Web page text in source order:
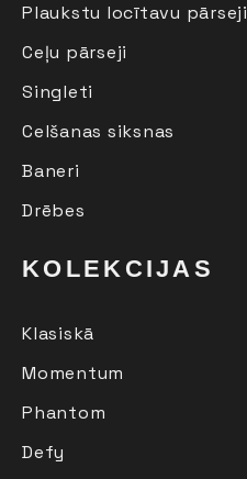
Plaukstu locītavu pārseji
Ceļu pārseji
Singleti
Celšanas siksnas
Baneri
Drēbes
KOLEKCIJAS
Klasiskā
Momentum
Phantom
Defy